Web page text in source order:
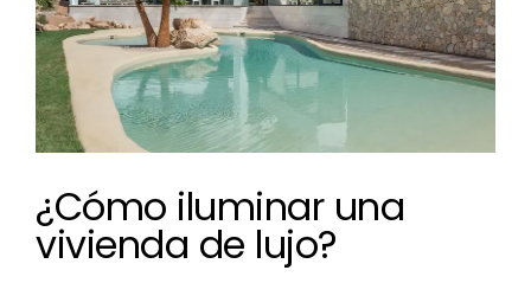
¿Cómo iluminar una
vivienda de lujo?